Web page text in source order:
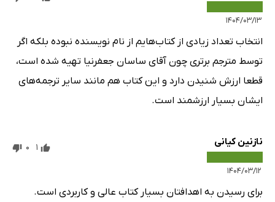
۱۴۰۴/۰۳/۱۳
انتخاب تعداد زیادی از کتاب‌هایم از نام نویسنده نبوده بلکه اگر
توسط مترجم برتری چون آقای ساسان جعفرنیا تهیه شده است،
قطعا ارزش شنیدن دارد و این کتاب هم مانند سایر ترجمه‌های
ایشان بسیار ارزشمند است.
نازنین کیانی
۱۴۰۴/۰۳/۱۲
1
0
برای رسیدن به اهدافتان بسیار کتاب عالی و کاربردی است.